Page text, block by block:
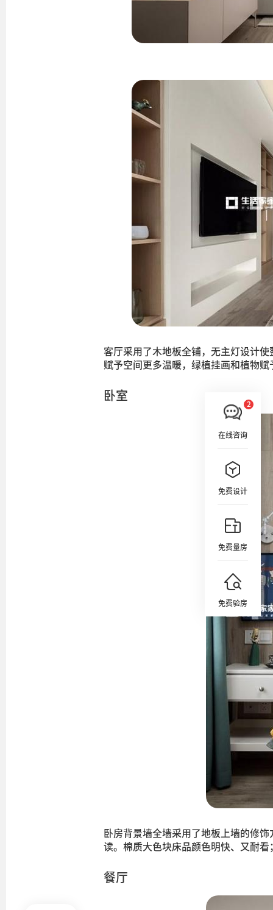
在线咨询
免费设计
免费量房
免费验房
客厅采用了木地板全铺，无主灯设计
赋予空间更多温暖，绿植挂画和植物赋
卧室
卧房背景墙全墙采用了地板上墙的修
读。棉质大色块床品颜色明快、又耐
餐厅